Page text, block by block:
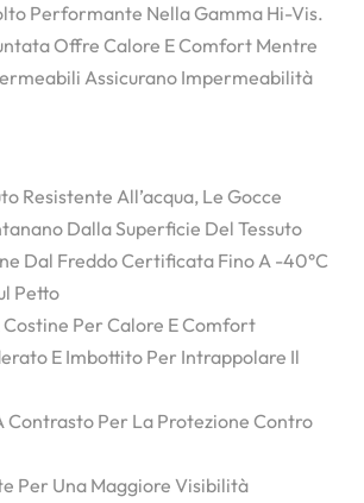
Performante Nella Gamma Hi-Vis.
Offre Calore E Comfort Mentre
Assicurano Impermeabilità
Resistente All’acqua, Le Gocce
Dalla Superficie Del Tessuto
Dal Freddo Certificata Fino A -40°C
Petto
Per Calore E Comfort
E Imbottito Per Intrappolare Il
Contrasto Per La Protezione Contro
Per Una Maggiore Visibilità